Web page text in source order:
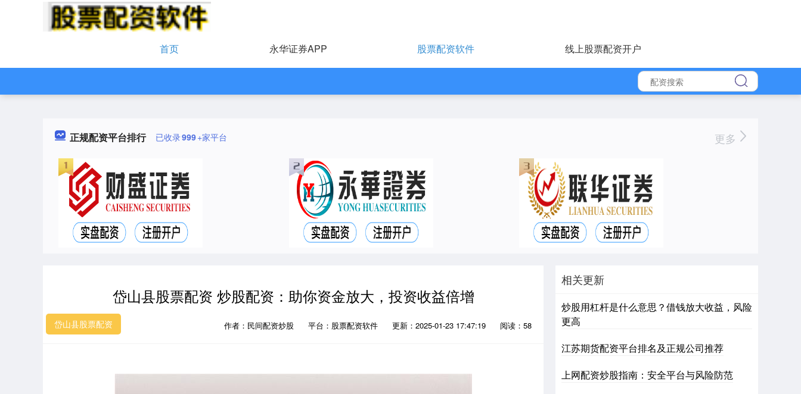
首页 永华证券APP 股票配资软件 线上股票配资开户
正规配资平台排行 已收录999+家平台 更多
岱山县股票配资 炒股配资：助你资金放大，投资收益倍增
岱山县股票配资 作者：民间配资炒股 平台：股票配资软件 更新：2025-01-23 17:47:19 阅读：58
相关更新
炒股用杠杆是什么意思？借钱放大收益，风险
更高
江苏期货配资平台排名及正规公司推荐
上网配资炒股指南：安全平台与风险防范